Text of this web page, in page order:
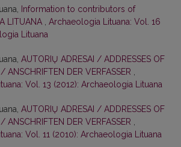
Information to contributors of
LITUANA
Archaeologia Lituana: Vol. 16
Lituana
AUTORIŲ ADRESAI / ADDRESSES OF
ANSCHRIFTEN DER VERFASSER
Vol. 13 (2012): Archaeologia Lituana
AUTORIŲ ADRESAI / ADDRESSES OF
ANSCHRIFTEN DER VERFASSER
Vol. 11 (2010): Archaeologia Lituana